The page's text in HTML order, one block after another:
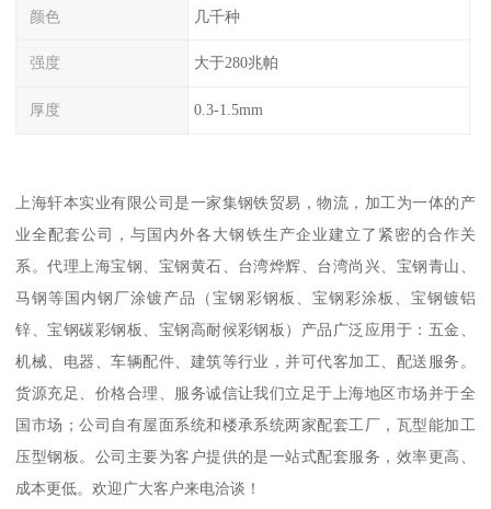
颜色 几千种
强度 大于280兆帕
厚度 0.3-1.5mm
上海轩本实业有限公司是一家集钢铁贸易，物流，加工为一体的产
业全配套公司，与国内外各大钢铁生产企业建立了紧密的合作关
系。代理上海宝钢、宝钢黄石、台湾烨辉、台湾尚兴、宝钢青山、
马钢等国内钢厂涂镀产品（宝钢彩钢板、宝钢彩涂板、宝钢镀铝
锌、宝钢碳彩钢板、宝钢高耐候彩钢板）产品广泛应用于：五金、
机械、电器、车辆配件、建筑等行业，并可代客加工、配送服务。
货源充足、价格合理、服务诚信让我们立足于上海地区市场并于全
国市场；公司自有屋面系统和楼承系统两家配套工厂，瓦型能加工
压型钢板。公司主要为客户提供的是一站式配套服务，效率更高、
成本更低。欢迎广大客户来电洽谈！